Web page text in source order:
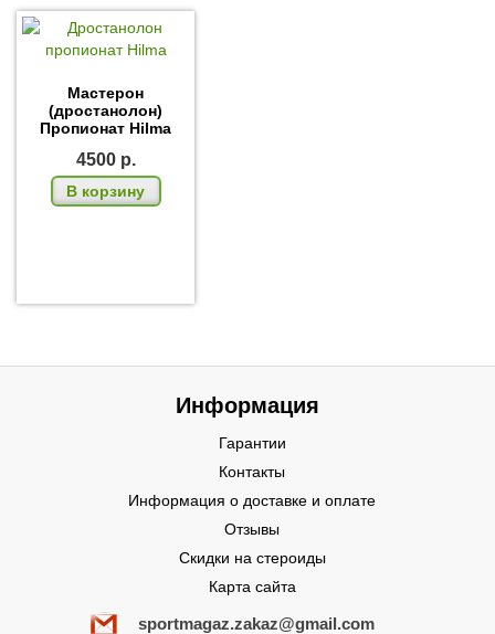
Мастерон
(дростанолон)
Пропионат Hilma
4500 р.
В корзину
Информация
Гарантии
Контакты
Информация о доставке и оплате
Отзывы
Скидки на стероиды
Карта сайта
sportmagaz.zakaz@gmail.com